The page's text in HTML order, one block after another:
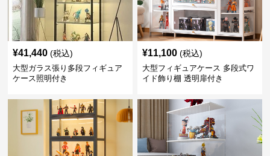
¥41,440 (税込)
大型ガラス張り多段フィギュア
ケース照明付き
¥11,100 (税込)
大型フィギュアケース 多段式ワ
イド飾り棚 透明扉付き